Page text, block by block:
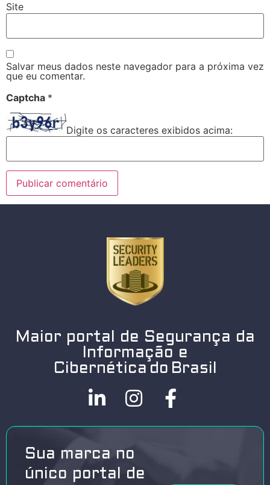
Site
Salvar meus dados neste navegador para a próxima vez
que eu comentar.
Captcha *
Digite os caracteres exibidos acima:
Maior portal de Segurança da
Informação e
Cibernética do Brasil
Sua marca no
único portal de